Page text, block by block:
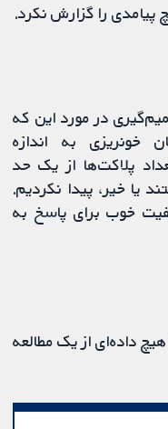
پیامدی را گزارش نکرد.
در مورد این که
خونریزی به اندازه
پلاکت‌ها از یک حد
خیر، پیدا نکردیم.
خوب برای پاسخ به
داده‌ای از یک مطالعه